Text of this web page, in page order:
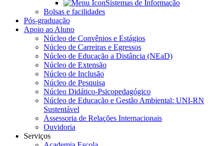
Sistemas de Informação
Bolsas e facilidades
Pós-graduação
Apoio ao Aluno
Núcleo de Convênios e Estágios
Núcleo de Carreiras e Egressos
Núcleo de Educação a Distância (NEaD)
Núcleo de Extensão
Núcleo de Inclusão
Núcleo de Pesquisa
Núcleo Didático-Psicopedagógico
Núcleo de Educação e Gestão Ambiental: UNI-RN
Sustentável
Assessoria de Relações Internacionais
Ouvidoria
Serviços